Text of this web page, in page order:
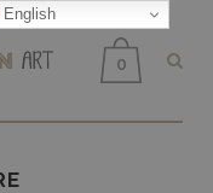
0
English